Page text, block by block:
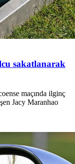
sakatlanarak
maçında ilginç
Jacy Maranhao